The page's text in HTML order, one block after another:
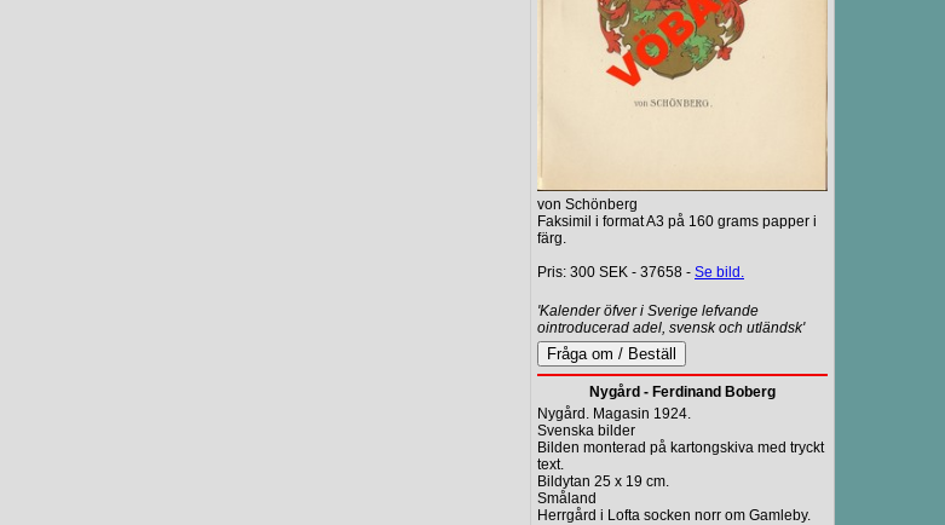
von Schönberg
Faksimil i format A3 på 160 grams papper i
färg.
Pris: 300 SEK - 37658 - Se bild.
'Kalender öfver i Sverige lefvande
ointroducerad adel, svensk och utländsk'
Nygård - Ferdinand Boberg
Nygård. Magasin 1924.
Svenska bilder
Bilden monterad på kartongskiva med tryckt
text.
Bildytan 25 x 19 cm.
Småland
Herrgård i Lofta socken norr om Gamleby.